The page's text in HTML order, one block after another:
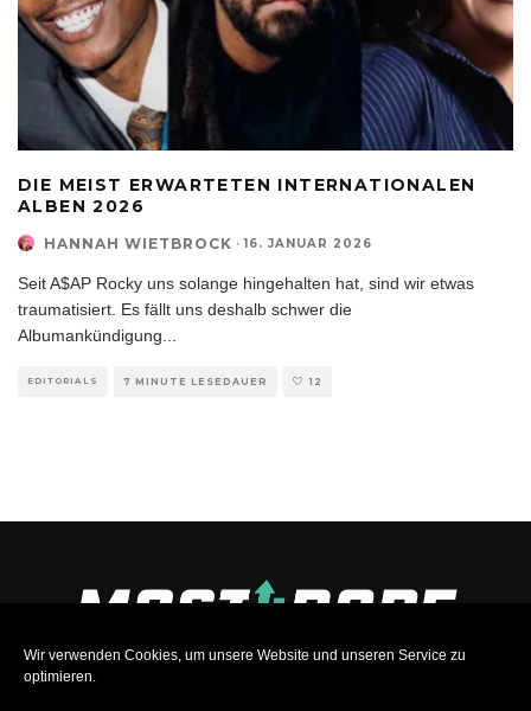
Wir verwenden Cookies, um unsere Website und unseren Service zu
optimieren.
DIE MEIST ERWARTETEN INTERNATIONALEN
ALBEN 2026
HANNAH WIETBROCK · 16. JANUAR 2026
Seit A$AP Rocky uns solange hingehalten hat, sind wir etwas
traumatisiert. Es fällt uns deshalb schwer die
Albumankündigung
EDITORIALS 7 MINUTE LESEDAUER 12